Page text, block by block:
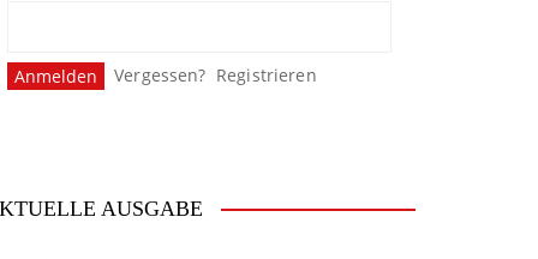
Vergessen? Registrieren
AUSGABE